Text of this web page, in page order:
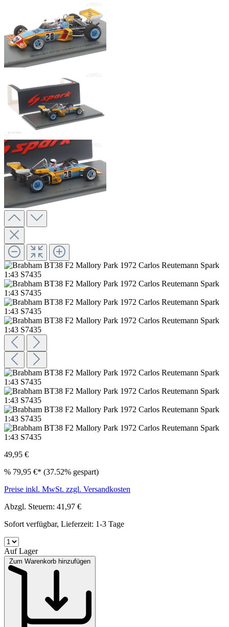
49,95 €
% 79,95 €* (37.52% gespart)
Preise inkl. MwSt. zzgl. Versandkosten
Abzgl. Steuern: 41,97 €
Sofort verfügbar, Lieferzeit: 1-3 Tage
Auf Lager
Zum Warenkorb hinzufügen